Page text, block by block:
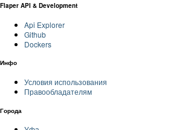
Flaper API & Development
Api Explorer
Github
Dockers
Инфо
Условия использования
Правообладателям
Города